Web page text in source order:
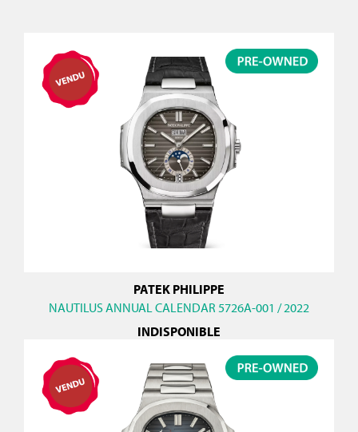
PATEK PHILIPPE
NAUTILUS ANNUAL CALENDAR 5726A-001 / 2022
INDISPONIBLE